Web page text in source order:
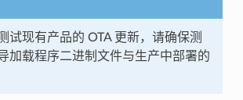
试现有产品的 OTA 更新，请确保测
加载程序二进制文件与生产中部署的